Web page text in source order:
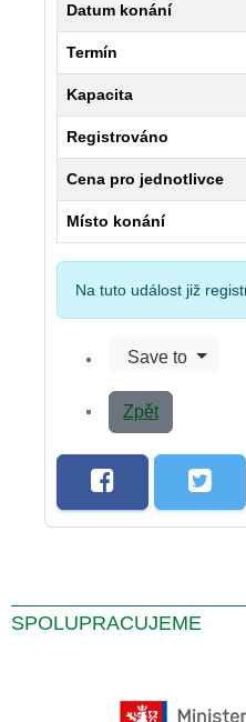
Datum konání
Termín
Kapacita
Registrováno
Cena pro jednotlivce
Místo konání
Na tuto událost již
Save to
Zpět
SPOLUPRACUJEME